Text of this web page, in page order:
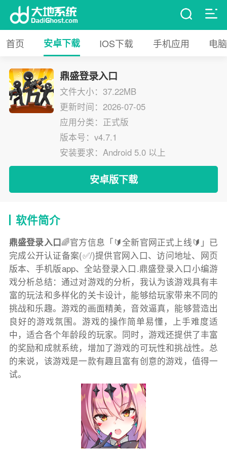
首页 安卓下载 IOS下载 手机应用 电
鼎盛登录入口
文件大小：37.22MB
更新时间：2026-07-05
应用分类：正式版
版本号：v4.7.1
安装要求：Android 5.0 以上
安卓版下载
软件简介
鼎盛登录入口🌈官方信息「🔰全新官网正式上线🔰」已
完成公开认证备案(✅/)提供官网入口、访问地址、网页
版本、手机版app、全站登录入口.鼎盛登录入口小编游
戏分析总结：通过对游戏的分析，我认为该游戏具有丰
富的玩法和多样化的关卡设计，能够给玩家带来不同的
挑战和乐趣。游戏的画面精美，音效逼真，能够营造出
良好的游戏氛围。游戏的操作简单易懂，上手难度适
中，适合各个年龄段的玩家。同时，游戏还提供了丰富
的奖励和成就系统，增加了游戏的可玩性和挑战性。总
的来说，该游戏是一款有趣且富有创意的游戏，值得一
试。